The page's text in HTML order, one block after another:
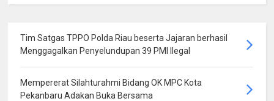
Tim Satgas TPPO Polda Riau beserta Jajaran berhasil
Menggagalkan Penyelundupan 39 PMI Ilegal
Mempererat Silahturahmi Bidang OK MPC Kota
Pekanbaru Adakan Buka Bersama